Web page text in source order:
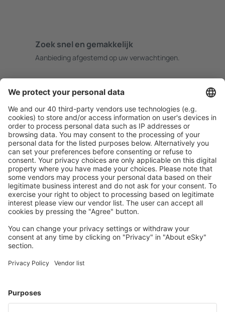
Zoek snel en gemakkelijk
Aanbieding afgestemd op uw verwachtingen.
Plan veilig
Bespaar meer
Reisaanbiedingen en speciale aanbiedingen voor
geregistreerde gebruikers.
Accommodaties die u bevallen
Kies uit meer dan 1,3 miljoen accommodaties: hotels,
jeugdherbergen, appartementen en meer.
Meest gezochte hotels door eSky-gebruikers
Hotels in Duitsland - Populaire steden
Hotels in Heringsdorf Hotels in Zingst